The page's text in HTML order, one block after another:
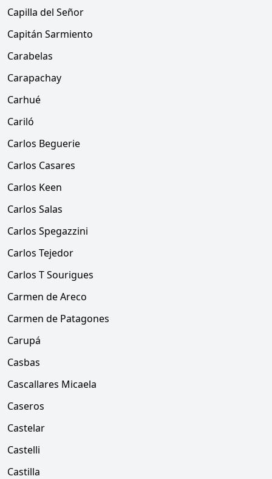
Capilla del Señor
Capitán Sarmiento
Carabelas
Carapachay
Carhué
Cariló
Carlos Beguerie
Carlos Casares
Carlos Keen
Carlos Salas
Carlos Spegazzini
Carlos Tejedor
Carlos T Sourigues
Carmen de Areco
Carmen de Patagones
Carupá
Casbas
Cascallares Micaela
Caseros
Castelar
Castelli
Castilla